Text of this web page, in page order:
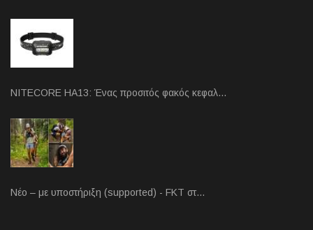
NITECORE HA13: Ένας προσιτός φακός κεφαλ…
Νέο – με υποστήριξη (supported) - FKT στ…